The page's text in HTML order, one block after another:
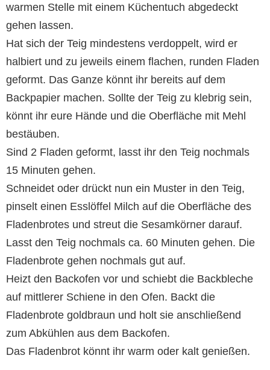
warmen Stelle mit einem Küchentuch abgedeckt
gehen lassen.
Hat sich der Teig mindestens verdoppelt, wird er
halbiert und zu jeweils einem flachen, runden Fladen
geformt. Das Ganze könnt ihr bereits auf dem
Backpapier machen. Sollte der Teig zu klebrig sein,
könnt ihr eure Hände und die Oberfläche mit Mehl
bestäuben.
Sind 2 Fladen geformt, lasst ihr den Teig nochmals
15 Minuten gehen.
Schneidet oder drückt nun ein Muster in den Teig,
pinselt einen Esslöffel Milch auf die Oberfläche des
Fladenbrotes und streut die Sesamkörner darauf.
Lasst den Teig nochmals ca. 60 Minuten gehen. Die
Fladenbrote gehen nochmals gut auf.
Heizt den Backofen vor und schiebt die Backbleche
auf mittlerer Schiene in den Ofen. Backt die
Fladenbrote goldbraun und holt sie anschließend
zum Abkühlen aus dem Backofen.
Das Fladenbrot könnt ihr warm oder kalt genießen.